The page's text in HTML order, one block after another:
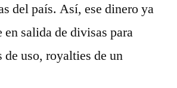
del país. Así, ese dinero ya
en salida de divisas para
de uso, royalties de un